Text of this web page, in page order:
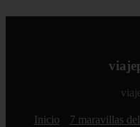
Inicio 7 maravillas